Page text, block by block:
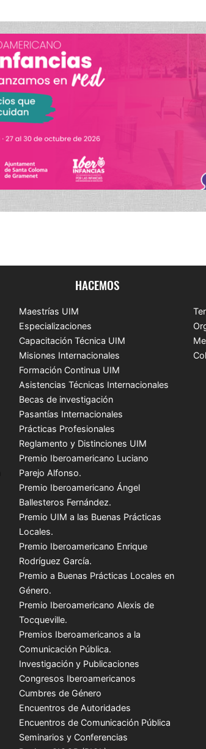
HACEMOS
Maestrías UIM
Especializaciones
Capacitación Técnica UIM
Misiones Internacionales
Formación Continua UIM
Asistencias Técnicas Internacionales
Becas de investigación
Pasantías Internacionales
Prácticas Profesionales
Reglamento y Distinciones UIM
Premio Iberoamericano Luciano
Parejo Alfonso.
Premio Iberoamericano Ángel
Ballesteros Fernández.
Premio UIM a las Buenas Prácticas
Locales.
Premio Iberoamericano Enrique
Rodríguez García.
Premio a Buenas Prácticas Locales en
Género.
Premio Iberoamericano Alexis de
Tocqueville.
Premios Iberoamericanos a la
Comunicación Pública.
Investigación y Publicaciones
Congresos Iberoamericanos
Cumbres de Género
Encuentros de Autoridades
Encuentros de Comunicación Pública
Seminarios y Conferencias